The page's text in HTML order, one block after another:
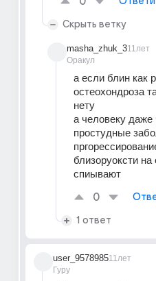
Скрыть ветку
masha_zhuk_3
Оракул
11лет
а если блин как
остеохондроза
нету
а человеку даже
простудные
близоруоксти на
спиывают
0
1 ответ
user_9578985
Гуру
11лет